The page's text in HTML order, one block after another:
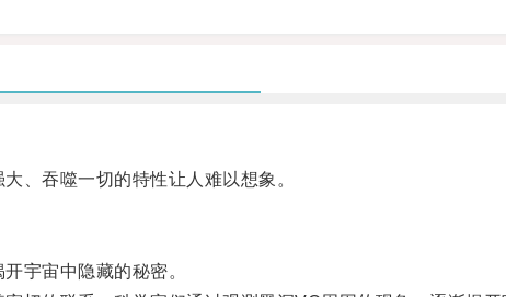
吞噬一切的特性让人难以想象。
宇宙中隐藏的秘密。